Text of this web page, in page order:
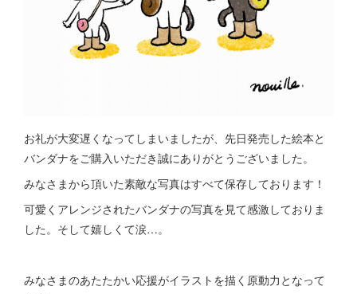
お礼が大変遅くなってしまいましたが、先日発売した絵本と
バンダナをご購入いただき誠にありがとうございました。
みなさまから頂いた素敵な写真はすべて保存しております！
可愛くアレンジされたバンダナの写真を見て感激しておりま
した。そして嬉しくて涙…。
みなさまのあたたかい応援がイラストを描く原動力となって